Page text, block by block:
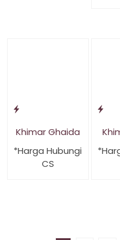
Khimar Ghaida
*Harga Hubungi
CS